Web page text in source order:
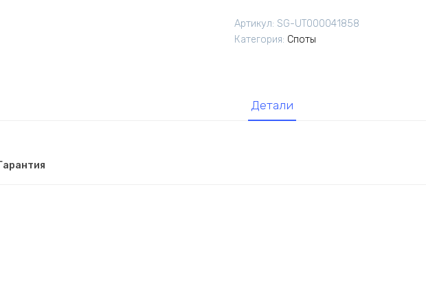
V11841-
Артикул: SG-UT000041858
Категория: Споты
Детали
Гарантия